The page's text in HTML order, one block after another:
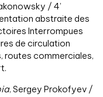
/ 4’
abstraite des
Interrompues
de circulation
routes commerciales,
, Sergey Prokofyev /